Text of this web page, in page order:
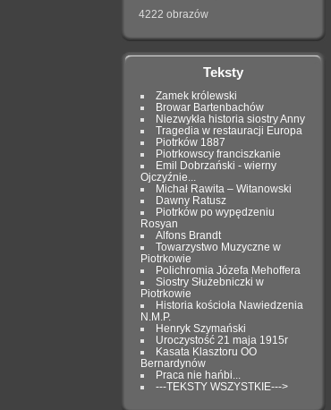
4222 obrazów
Teksty
Zamek królewski
Browar Bartenbachów
Niezwykła historia siostry Anny
Tragedia w restauracji Europa
Piotrków 1887
Piotrkowscy franciszkanie
Emil Dobrzański - wierny
Ojczyźnie...
Michał Rawita – Witanowski
Dawny Ratusz
Piotrków po wypędzeniu
Rosyan
Alfons Brandt
Towarzystwo Muzyczne w
Piotrkowie
Polichromia Józefa Mehoffera
Siostry Służebniczki w
Piotrkowie
Historia kościoła Nawiedzenia
N.M.P.
Henryk Szymański
Uroczystość 21 maja 1915r
Kasata Klasztoru OO
Bernardynów
Praca nie hańbi...
---TEKSTY WSZYSTKIE--->